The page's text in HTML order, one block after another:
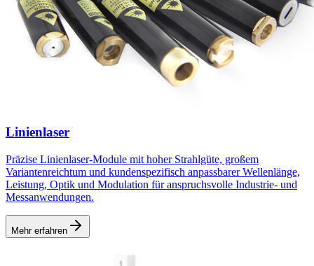
Linienlaser
Präzise Linienlaser-Module mit hoher Strahlgüte, großem
Variantenreichtum und kundenspezifisch anpassbarer Wellenlänge,
Leistung, Optik und Modulation für anspruchsvolle Industrie- und
Messanwendungen.
Mehr erfahren